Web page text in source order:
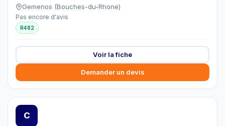
Gemenos (Bouches-du-Rhone)
Pas encore d'avis
R482
Voir la fiche
Demander un devis
C